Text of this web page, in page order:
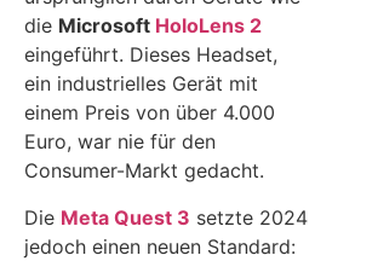
die Microsoft HoloLens 2
eingeführt. Dieses Headset,
ein industrielles Gerät mit
einem Preis von über 4.000
Euro, war nie für den
Consumer-Markt gedacht.
Die Meta Quest 3 setzte 2024
jedoch einen neuen Standard: